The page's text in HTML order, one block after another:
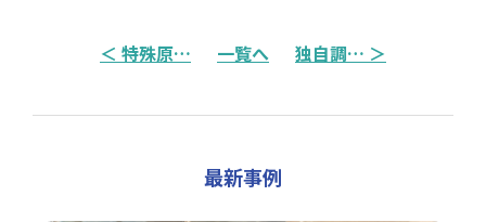
＜ 特殊原… 一覧へ 独自調… ＞
最新事例